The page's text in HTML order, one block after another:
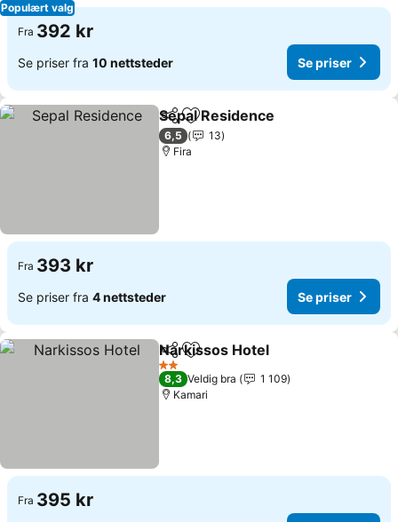
Populært valg
Fra 392 kr
Se priser fra 10 nettsteder Se priser
Del Legg til i favoritter
Sepal Residence
6,5
13
Fira
Fra 393 kr
Se priser fra 4 nettsteder Se priser
Del Legg til i favoritter
Narkissos Hotel
2 Stjerner
8,3 Veldig bra
1 109
Kamari
Fra 395 kr